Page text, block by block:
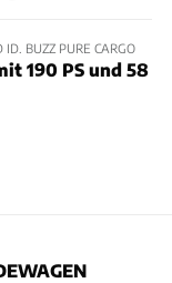
BUZZ PURE CARGO
190 PS und 58